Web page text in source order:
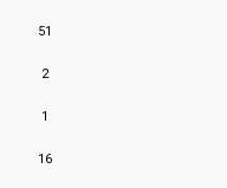
51
2
1
16